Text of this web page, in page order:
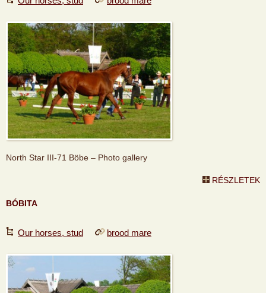
North Star III-71 Böbe – Photo gallery
RÉSZLETEK
BÓBITA
Our horses, stud brood mare